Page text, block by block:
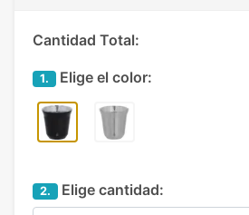
Cantidad Total:
1. Elige el color:
2. Elige cantidad: